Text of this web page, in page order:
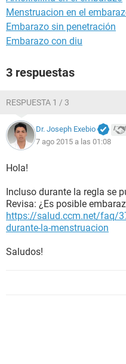
Menstruacion en el
Embarazo sin penetración
Embarazo con diu
3 respuestas
RESPUESTA 1 / 3
Dr. Joseph Exebio
7 ago 2015 a las 01:08
Hola!
Incluso durante la regla se
Revisa: ¿Es posible
https://salud.ccm.net/faq/
durante-la-menstruacion
Saludos!